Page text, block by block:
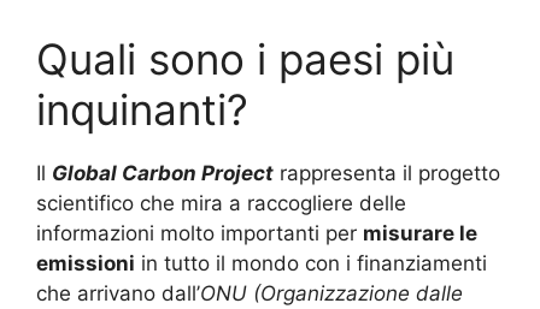
Quali sono i paesi più
inquinanti?
Il Global Carbon Project rappresenta il progetto
scientifico che mira a raccogliere delle
informazioni molto importanti per misurare le
emissioni in tutto il mondo con i finanziamenti
che arrivano dall’ONU (Organizzazione dalle